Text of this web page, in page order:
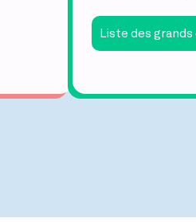
Liste des